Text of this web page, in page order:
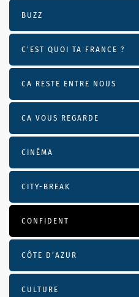
BUZZ
C'EST QUOI TA FRANCE ?
CA RESTE ENTRE NOUS
CA VOUS REGARDE
CINÉMA
CITY-BREAK
CONFIDENT
CÔTE D’AZUR
CULTURE